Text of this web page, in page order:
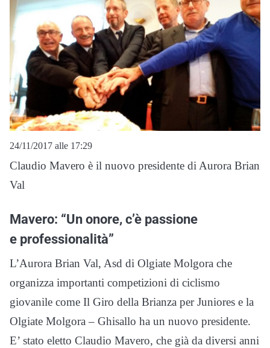
24/11/2017 alle 17:29
Claudio Mavero è il nuovo presidente di Aurora Brian
Val
Mavero: “Un onore, c’è passione
e professionalità”
L’Aurora Brian Val, Asd di Olgiate Molgora che
organizza importanti competizioni di ciclismo
giovanile come Il Giro della Brianza per Juniores e la
Olgiate Molgora – Ghisallo ha un nuovo presidente.
E’ stato eletto Claudio Mavero, che già da diversi anni